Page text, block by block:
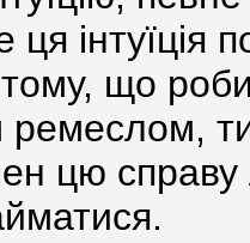
інтуїція
що
ремеслом,
цю